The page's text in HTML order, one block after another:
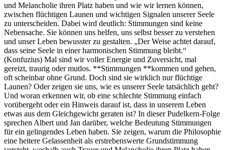
und Melancholie ihren Platz haben und wie wir lernen können,
zwischen flüchtigen Launen und wichtigen Signalen unserer Seele
zu unterscheiden. Dabei wird deutlich: Stimmungen sind keine
Nebensache. Sie können uns helfen, uns selbst besser zu verstehen
und unser Leben bewusster zu gestalten. „Der Weise achtet darauf,
dass seine Seele in einer harmonischen Stimmung bleibt.“
(Konfuzius) Mal sind wir voller Energie und Zuversicht, mal
gereizt, traurig oder mutlos. **Stimmungen **kommen und gehen,
oft scheinbar ohne Grund. Doch sind sie wirklich nur flüchtige
Launen? Oder zeigen sie uns, wie es unserer Seele tatsächlich geht?
Und woran erkennen wir, ob eine schlechte Stimmung einfach
vorübergeht oder ein Hinweis darauf ist, dass in unserem Leben
etwas aus dem Gleichgewicht geraten ist? In dieser Pudelkern-Folge
sprechen Albert und Jan darüber, welche Bedeutung Stimmungen
für ein gelingendes Leben haben. Sie zeigen, warum die Philosophie
eine heitere Gelassenheit als erstrebenswerte Grundstimmung